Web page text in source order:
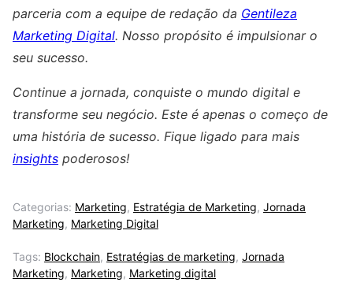
parceria com a equipe de redação da Gentileza
Marketing Digital. Nosso propósito é impulsionar o
seu sucesso.
Continue a jornada, conquiste o mundo digital e
transforme seu negócio. Este é apenas o começo de
uma história de sucesso. Fique ligado para mais
insights poderosos!
Categorias: Marketing, Estratégia de Marketing, Jornada
Marketing, Marketing Digital
Tags: Blockchain, Estratégias de marketing, Jornada
Marketing, Marketing, Marketing digital